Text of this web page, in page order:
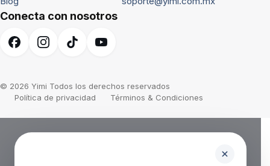
Conecta con nosotros
© 2026 Yimi Todos los derechos reservados
Política de privacidad
Términos & Condiciones